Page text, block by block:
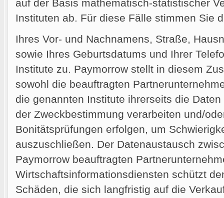
auf der Basis mathematisch-statistischer
Instituten ab. Für diese Fälle stimmen Sie
Ihres Vor- und Nachnamens, Straße,
sowie Ihres Geburtsdatums und Ihrer
Institute zu. Paymorrow stellt in diesem
sowohl die beauftragten
die genannten Institute ihrerseits die
der Zweckbestimmung verarbeiten und/
Bonitätsprüfungen erfolgen, um
auszuschließen. Der Datenaustausch
Paymorrow beauftragten
Wirtschaftsinformationsdiensten schützt
Schäden, die sich langfristig auf die